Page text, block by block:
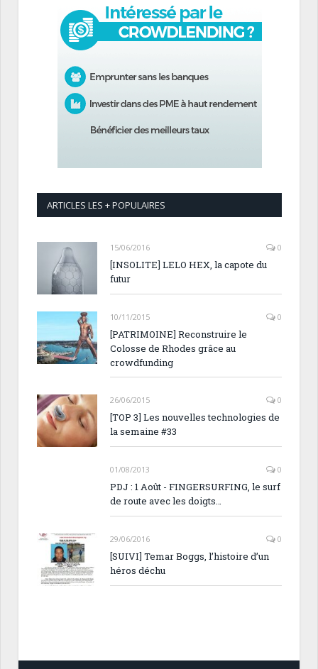
ARTICLES LES + POPULAIRES
15/06/2016 0
[INSOLITE] LELO HEX, la capote du
futur
10/11/2015 0
[PATRIMOINE] Reconstruire le
Colosse de Rhodes grâce au
crowdfunding
26/06/2015 0
[TOP 3] Les nouvelles technologies de
la semaine #33
01/08/2013 0
PDJ : 1 Août - FINGERSURFING, le surf
de route avec les doigts…
29/06/2016 0
[SUIVI] Temar Boggs, l’histoire d’un
héros déchu